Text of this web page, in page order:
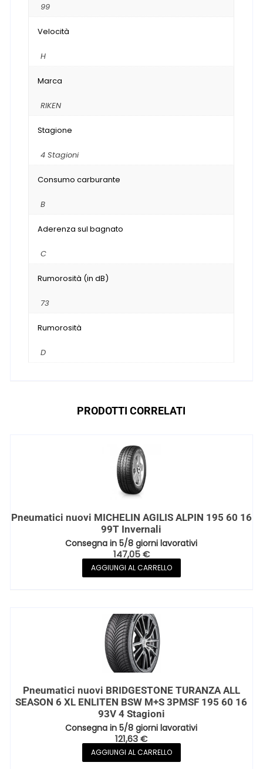
99
Velocità
H
Marca
RIKEN
Stagione
4 Stagioni
Consumo carburante
B
Aderenza sul bagnato
C
Rumorosità (in dB)
73
Rumorosità
D
PRODOTTI CORRELATI
Pneumatici nuovi MICHELIN AGILIS ALPIN 195 60 16
99T Invernali
Consegna in 5/8 giorni lavorativi
147,05€
AGGIUNGI AL CARRELLO
Pneumatici nuovi BRIDGESTONE TURANZA ALL
SEASON 6 XL ENLITEN BSW M+S 3PMSF 195 60 16
93V 4 Stagioni
Consegna in 5/8 giorni lavorativi
121,63€
AGGIUNGI AL CARRELLO